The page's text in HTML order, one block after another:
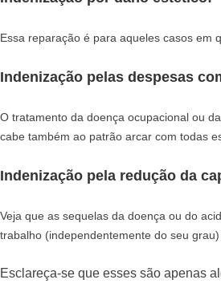
Essa reparação é para aqueles casos em
Indenização pelas despesas
O tratamento da doença ocupacional ou
cabe também ao patrão arcar com todas
Indenização pela redução da
Veja que as sequelas da doença ou do
trabalho (independentemente do seu
Esclareça-se que esses são apenas